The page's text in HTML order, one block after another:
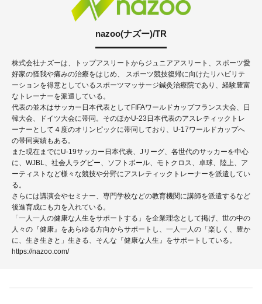
nazoo(ナズー)/TR
株式会社ナズーは、トップアスリートからジュニアアスリート、スポーツ愛
好家の怪我や痛みの治療をはじめ、 スポーツ競技復帰に向けたリハビリテ
ーションを得意としているスポーツマッサージ鍼灸治療院であり、経験豊富
なトレーナーを派遣している。
代表の並木はサッカー日本代表としてFIFAワールドカップフランス大会、日
韓大会、ドイツ大会に帯同。そのほかU-23日本代表のアスレティックトレ
ーナーとして４度のオリンピックに帯同しており、U-17ワールドカップへ
の帯同実績もある。
また現在までにU-19サッカー日本代表、Jリーグ、各世代のサッカーを中心
に、WJBL、社会人ラグビー、ソフトボール、モトクロス、卓球、陸上、ア
ーティストなど様々な競技や分野にアスレティックトレーナーを派遣してい
る。
さらには講演会やセミナー、専門学校などの教育機関に講師を派遣するなど
後進育成にも力を入れている。
「一人一人の健康な人生をサポートする」を企業理念として掲げ、世の中の
人々の『健康』をあらゆる方向からサポートし、一人一人の「楽しく、豊か
に、生き生きと」生きる、そんな『健康な人生』をサポートしている。
https://nazoo.com/